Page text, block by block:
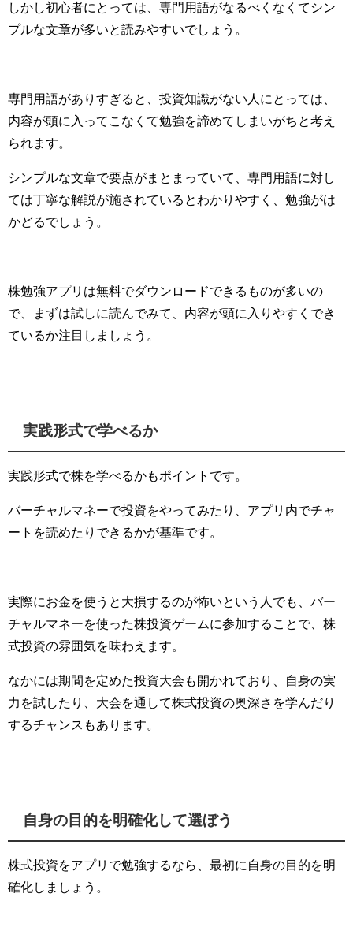
しかし初心者にとっては、専門用語がなるべくなくてシン
プルな文章が多いと読みやすいでしょう。
専門用語がありすぎると、投資知識がない人にとっては、
内容が頭に入ってこなくて勉強を諦めてしまいがちと考え
られます。
シンプルな文章で要点がまとまっていて、専門用語に対し
ては丁寧な解説が施されているとわかりやすく、勉強がは
かどるでしょう。
株勉強アプリは無料でダウンロードできるものが多いの
で、まずは試しに読んでみて、内容が頭に入りやすくでき
ているか注目しましょう。
実践形式で学べるか
実践形式で株を学べるかもポイントです。
バーチャルマネーで投資をやってみたり、アプリ内でチャ
ートを読めたりできるかが基準です。
実際にお金を使うと大損するのが怖いという人でも、バー
チャルマネーを使った株投資ゲームに参加することで、株
式投資の雰囲気を味わえます。
なかには期間を定めた投資大会も開かれており、自身の実
力を試したり、大会を通して株式投資の奥深さを学んだり
するチャンスもあります。
自身の目的を明確化して選ぼう
株式投資をアプリで勉強するなら、最初に自身の目的を明
確化しましょう。